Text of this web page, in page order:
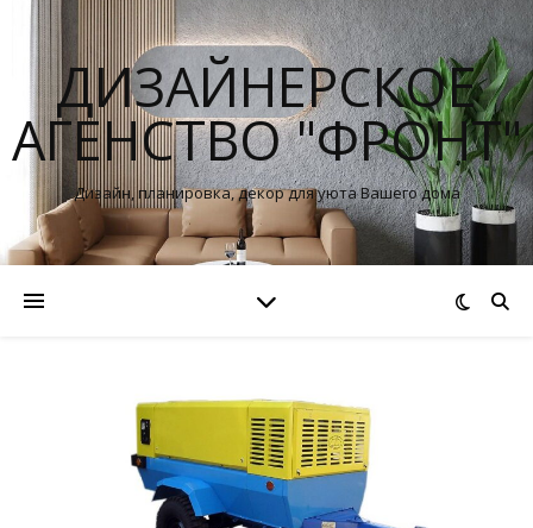
ДИЗАЙНЕРСКОЕ
АГЕНСТВО "ФРОНТ"
Дизайн, планировка, декор для уюта Вашего дома